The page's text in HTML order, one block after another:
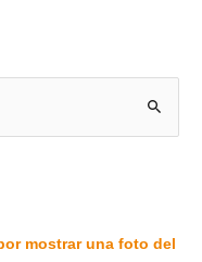
mostrar una foto del